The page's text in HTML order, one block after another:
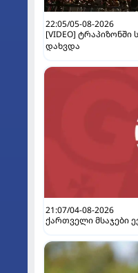
22:05/05-08-2026
[VIDEO] ტრაპიზონში
დახვდა
21:07/04-08-2026
ქართველი მსაჯები